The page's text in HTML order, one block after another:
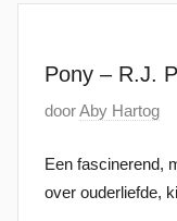
Pony – R.J.
G
p
l
doorAby Hartog
Een fascinerend,
over ouderliefde,